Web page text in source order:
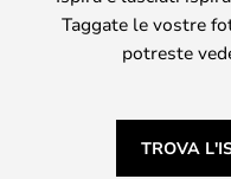
Taggate le vostre
potreste
TROVA